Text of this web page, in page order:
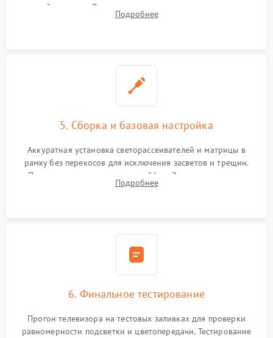
хрупкой матрицы. Восстановление поврежденных дорожек,
прошивка микросхем памяти EEPROM
Подробнее
5. Сборка и базовая настройка
Аккуратная установка светорассеивателей и матрицы в
рамку без перекосов для исключения засветов и трещин.
Подключение внутренних шлейфов. Закрытие корпуса.
Сброс настроек и обновление программного обеспечения.
Подробнее
6. Финальное тестирование
Прогон телевизора на тестовых заливках для проверки
равномерности подсветки и цветопередачи. Тестирование